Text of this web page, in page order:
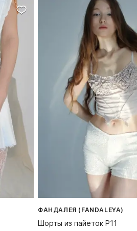
ФАНДАЛЕЯ (FANDALEYA)
Шорты из пайеток P11